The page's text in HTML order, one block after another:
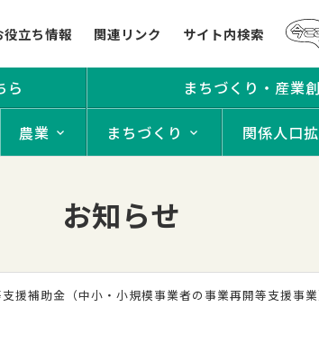
役立ち情報 関連リンク サイト内検索
ら
農業
まちづくり・産業
まちづくり 関係人口
お知らせ
援補助金（中小・小規模事業者の事業再開等支援事